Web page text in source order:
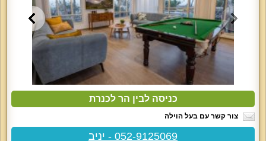
כניסה לבין הר לכנרת
צור קשר עם בעל הוילה
052-9125069 - יניב